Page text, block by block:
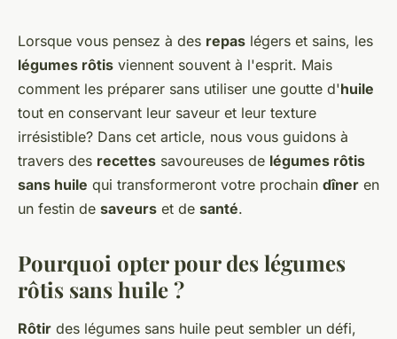
Comment cuisiner des plats de
légumes rôtis sans huile pour
un dîner léger?
Raphaël•28 mai 2024• 5 min de lecture
Lorsque vous pensez à des repas légers et sains, les
légumes rôtis viennent souvent à l'esprit. Mais
comment les préparer sans utiliser une goutte d'huile
tout en conservant leur saveur et leur texture
irrésistible? Dans cet article, nous vous guidons à
travers des recettes savoureuses de légumes rôtis
sans huile qui transformeront votre prochain dîner en
un festin de saveurs et de santé.
Pourquoi opter pour des légumes
rôtis sans huile ?
Rôtir des légumes sans huile peut sembler un défi,